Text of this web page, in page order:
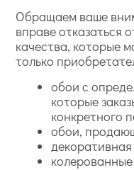
Обращаем ваше
вправе отказаться
качества, которые
только
обои с
которые
конкретного
обои,